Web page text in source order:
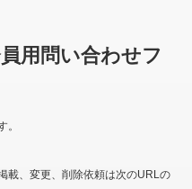
用問い合わせフ
。
載、変更、削除依頼は次のURLの